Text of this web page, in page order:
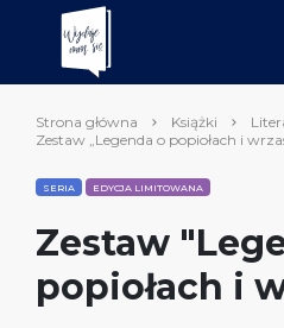
Strona główna Książki
Zestaw „Legenda o popiołach i
SERIA EDYCJA LIMITOWANA
Zestaw
popiołach i